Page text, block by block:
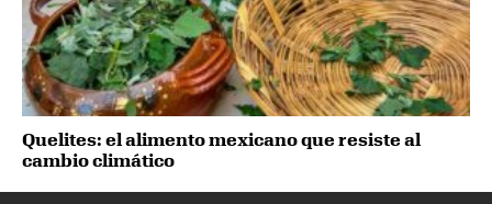
Quelites: el alimento mexicano que resiste al
cambio climático